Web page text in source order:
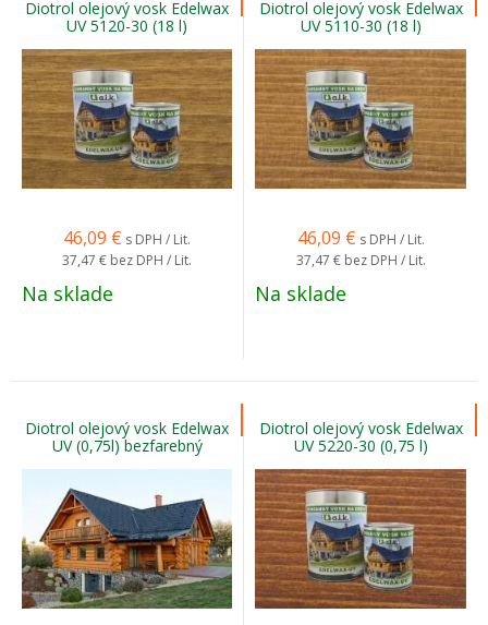
Diotrol olejový vosk Edelwax
UV 5120-30 (18 l)
46,09 € s DPH / Lit.
37,47 € bez DPH / Lit.
Na sklade
Diotrol olejový vosk Edelwax
UV 5110-30 (18 l)
46,09 € s DPH / Lit.
37,47 € bez DPH / Lit.
Na sklade
Diotrol olejový vosk Edelwax
UV (0,75l) bezfarebný
Diotrol olejový vosk Edelwax
UV 5220-30 (0,75 l)